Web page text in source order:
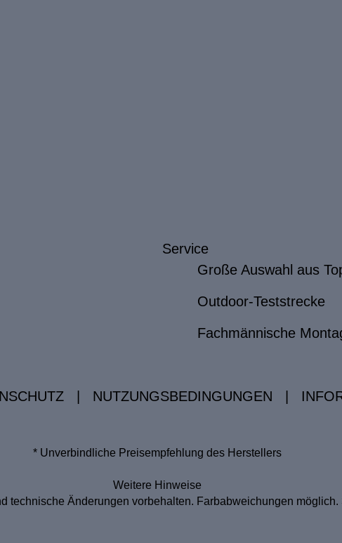
Service
Große Auswahl aus
Outdoor-Teststrecke
Fachmännische
NUTZUNGSBEDINGUNGEN
* Unverbindliche Preisempfehlung des Herstellers
Weitere Hinweise
technische Änderungen vorbehalten. Farbabweichungen möglich.